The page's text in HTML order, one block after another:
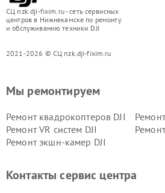
СЦ nzk.dji-fixim.ru - сеть сервисных
центров в Нижнекамске по ремонту
и обслуживанию техники DJI
2021-2026 © СЦ nzk.dji-fixim.ru
Мы ремонтируем
Ремонт квадрокоптеров DJI
Ремонт VR систем DJI
Ремонт экшн-камер DJI
Контакты сервис центра